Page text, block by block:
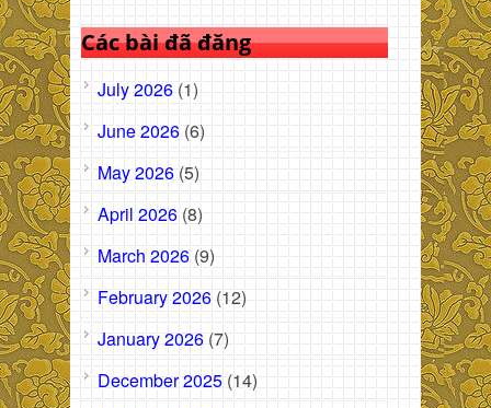
Các bài đã đăng
July 2026 (1)
June 2026 (6)
May 2026 (5)
April 2026 (8)
March 2026 (9)
February 2026 (12)
January 2026 (7)
December 2025 (14)